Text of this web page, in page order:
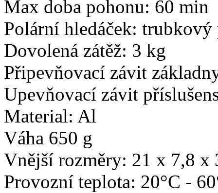
Max doba pohonu: 60 min
Polární hledáček:
Dovolená zátěž: 3 kg
Připevňovací závit
Upevňovací závit
Material: Al
Váha 650 g
Vnější rozměry: 21 x 7,8 x
Provozní teplota: 20°C -